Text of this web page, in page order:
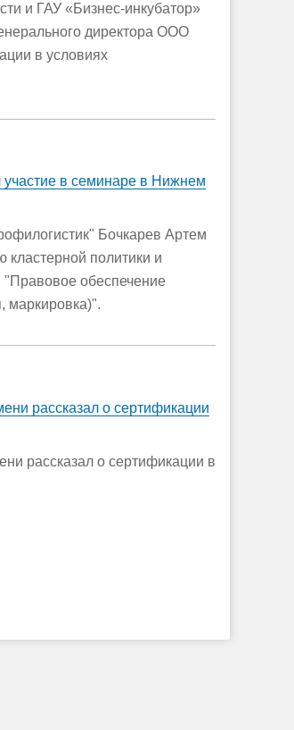
и ГАУ «Бизнес-инкубатор»
директора ООО
в условиях
участие в семинаре в Нижнем
Бочкарев Артем
кластерной политики и
"Правовое обеспечение
маркировка)".
рассказал о сертификации
рассказал о сертификации в